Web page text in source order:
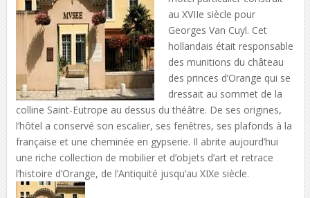
au XVIIe siècle pour
Georges Van Cuyl. Cet
hollandais était responsable
des munitions du château
des princes d’Orange qui se
dressait au sommet de la
colline Saint-Eutrope au dessus du théâtre. De ses origines,
l’hôtel a conservé son escalier, ses fenêtres, ses plafonds à la
française et une cheminée en gypserie. Il abrite aujourd’hui
une riche collection de mobilier et d’objets d’art et retrace
l’histoire d’Orange, de l’Antiquité jusqu’au XIXe siècle.